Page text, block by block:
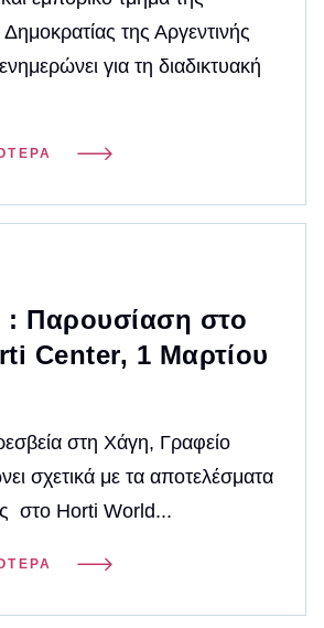
της Αργεντινής
για τη διαδικτυακή
: Παρουσίαση στο
Center, 1 Μαρτίου
στη Χάγη, Γραφείο
σχετικά με τα αποτελέσματα
στο Horti World...